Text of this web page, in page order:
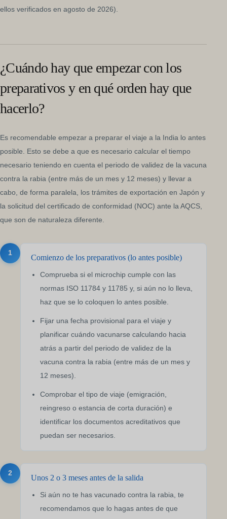
ellos verificados en agosto de 2026).
¿Cuándo hay que empezar con los
preparativos y en qué orden hay que
hacerlo?
Es recomendable empezar a preparar el viaje a la India lo antes
posible. Esto se debe a que es necesario calcular el tiempo
necesario teniendo en cuenta el periodo de validez de la vacuna
contra la rabia (entre más de un mes y 12 meses) y llevar a
cabo, de forma paralela, los trámites de exportación en Japón y
la solicitud del certificado de conformidad (NOC) ante la AQCS,
que son de naturaleza diferente.
1
Comienzo de los preparativos (lo antes posible)
Comprueba si el microchip cumple con las
normas ISO 11784 y 11785 y, si aún no lo lleva,
haz que se lo coloquen lo antes posible.
Fijar una fecha provisional para el viaje y
planificar cuándo vacunarse calculando hacia
atrás a partir del periodo de validez de la
vacuna contra la rabia (entre más de un mes y
12 meses).
Comprobar el tipo de viaje (emigración,
reingreso o estancia de corta duración) e
identificar los documentos acreditativos que
puedan ser necesarios.
2
Unos 2 o 3 meses antes de la salida
Si aún no te has vacunado contra la rabia, te
recomendamos que lo hagas antes de que